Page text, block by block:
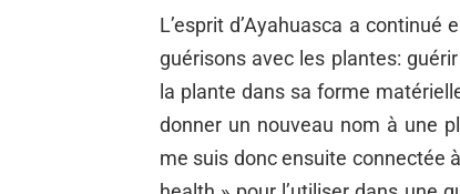
L’esprit d’Ayahuasca a
guérisons avec les plantes:
la plante dans sa forme
donner un nouveau nom à une
me suis donc ensuite connectée